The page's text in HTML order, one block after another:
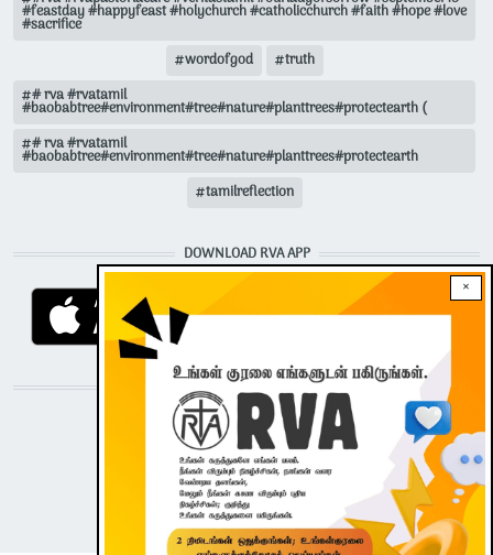
×
#feastday #happyfeast #holychurch #catholicchurch #faith #hope #love
#sacrifice
wordofgod
truth
# rva #rvatamil
#baobabtree#environment#tree#nature#planttrees#protectearth (
# rva #rvatamil
#baobabtree#environment#tree#nature#planttrees#protectearth
tamilreflection
DOWNLOAD RVA APP
STAY CONNECTED WITH US!